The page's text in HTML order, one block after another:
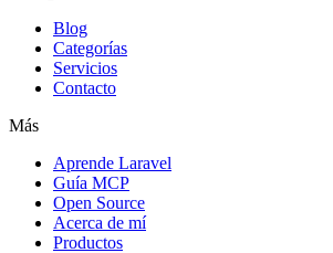
Blog
Categorías
Servicios
Contacto
Más
Aprende Laravel
Guía MCP
Open Source
Acerca de mí
Productos